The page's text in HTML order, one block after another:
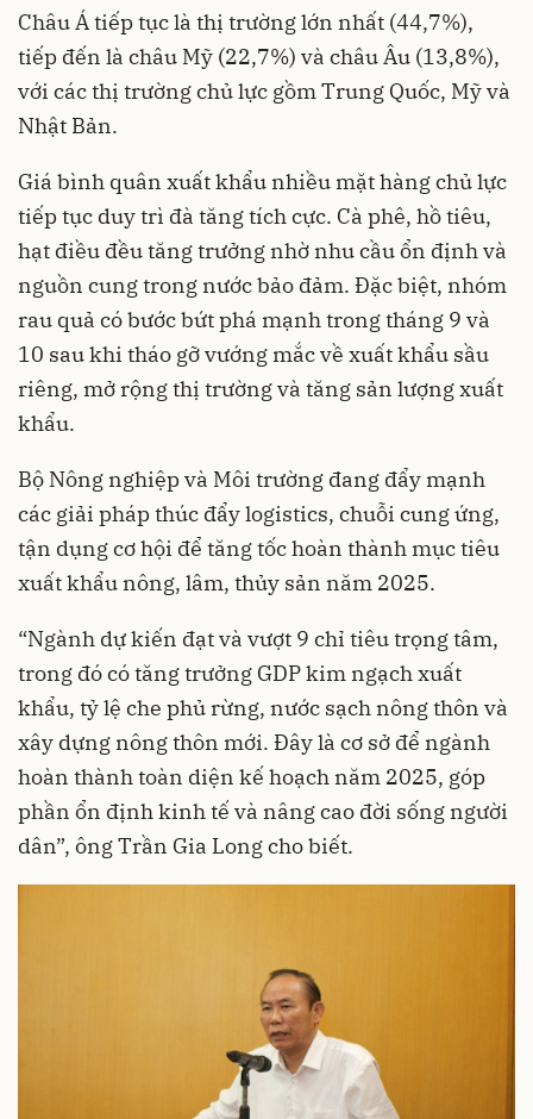
Châu Á tiếp tục là thị trường lớn nhất (44,7%),
tiếp đến là châu Mỹ (22,7%) và châu Âu (13,8%),
với các thị trường chủ lực gồm Trung Quốc, Mỹ và
Nhật Bản.
Giá bình quân xuất khẩu nhiều mặt hàng chủ lực
tiếp tục duy trì đà tăng tích cực. Cà phê, hồ tiêu,
hạt điều đều tăng trưởng nhờ nhu cầu ổn định và
nguồn cung trong nước bảo đảm. Đặc biệt, nhóm
rau quả có bước bứt phá mạnh trong tháng 9 và
10 sau khi tháo gỡ vướng mắc về xuất khẩu sầu
riêng, mở rộng thị trường và tăng sản lượng xuất
khẩu.
Bộ Nông nghiệp và Môi trường đang đẩy mạnh
các giải pháp thúc đẩy logistics, chuỗi cung ứng,
tận dụng cơ hội để tăng tốc hoàn thành mục tiêu
xuất khẩu nông, lâm, thủy sản năm 2025.
“Ngành dự kiến đạt và vượt 9 chỉ tiêu trọng tâm,
trong đó có tăng trưởng GDP kim ngạch xuất
khẩu, tỷ lệ che phủ rừng, nước sạch nông thôn và
xây dựng nông thôn mới. Đây là cơ sở để ngành
hoàn thành toàn diện kế hoạch năm 2025, góp
phần ổn định kinh tế và nâng cao đời sống người
dân”, ông Trần Gia Long cho biết.